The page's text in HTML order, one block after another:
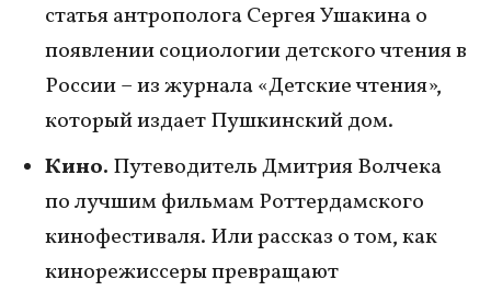
статья антрополога Сергея Ушакина о
появлении социологии детского чтения в
России – из журнала «Детские чтения»,
который издает Пушкинский дом.
Кино. Путеводитель Дмитрия Волчека
по лучшим фильмам Роттердамского
кинофестиваля. Или рассказ о том, как
кинорежиссеры превращают